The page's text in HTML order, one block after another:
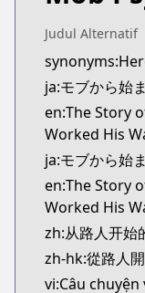
https://
https://
https://
https://
Judul Alternatif
ja:モブから始
en:The Story
Worked His
ja:モブから始
en:The Story
Worked His
zh:从路人开始
zh-hk:從路人
vi:Câu